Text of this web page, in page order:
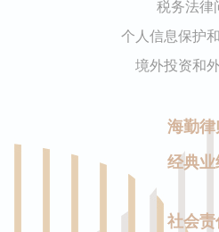
税务法律
个人信息保护
境外投资和
海勤律
经典业
社会责